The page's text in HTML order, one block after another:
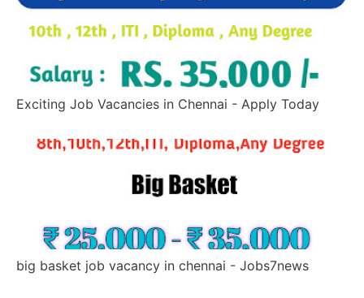
Exciting Job Vacancies in Chennai - Apply Today
big basket job vacancy in chennai - Jobs7news